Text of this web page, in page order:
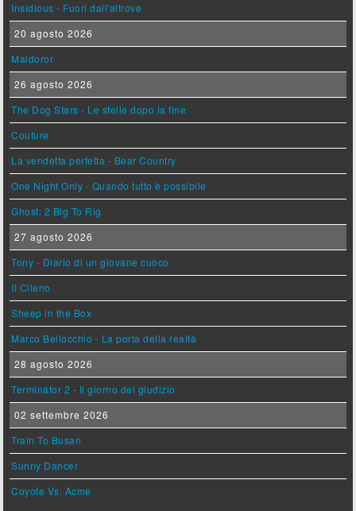
Insidious - Fuori dall'altrove
20 agosto 2026
Maldoror
26 agosto 2026
The Dog Stars - Le stelle dopo la fine
Couture
La vendetta perfetta - Bear Country
One Night Only - Quando tutto è possibile
Ghost: 2 Big To Rig
27 agosto 2026
Tony - Diario di un giovane cuoco
Il Cileno
Sheep in the Box
Marco Bellocchio - La porta della realtà
28 agosto 2026
Terminator 2 - Il giorno del giudizio
02 settembre 2026
Train To Busan
Sunny Dancer
Coyote Vs. Acme